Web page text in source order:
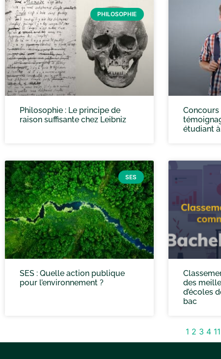
PHILOSOPHIE
Philosophie : Le principe de
raison suffisante chez Leibniz
Concours
étudiant à
SES
SES : Quelle action publique
pour l’environnement ?
des
d’écoles
bac
1 2 3 4 11